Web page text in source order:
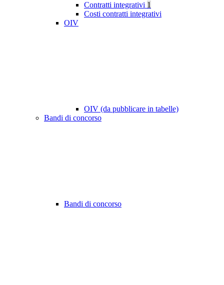
Contratti integrativi 1
Costi contratti integrativi
OIV
OIV (da pubblicare in tabelle)
Bandi di concorso
Bandi di concorso